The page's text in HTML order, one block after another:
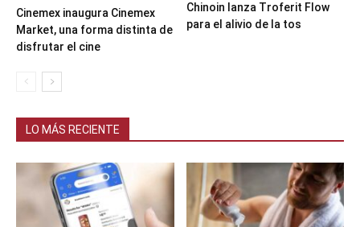
Cinemex inaugura Cinemex
Market, una forma distinta de
disfrutar el cine
Chinoin lanza Troferit Flow
para el alivio de la tos
LO MÁS RECIENTE